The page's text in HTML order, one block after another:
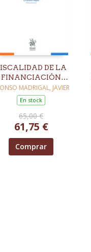
DE LA
FINANCIACIÓN
EMPRESARIAL
MADRIGAL, JAVIER
En stock
65,00 €
61,75 €
Comprar